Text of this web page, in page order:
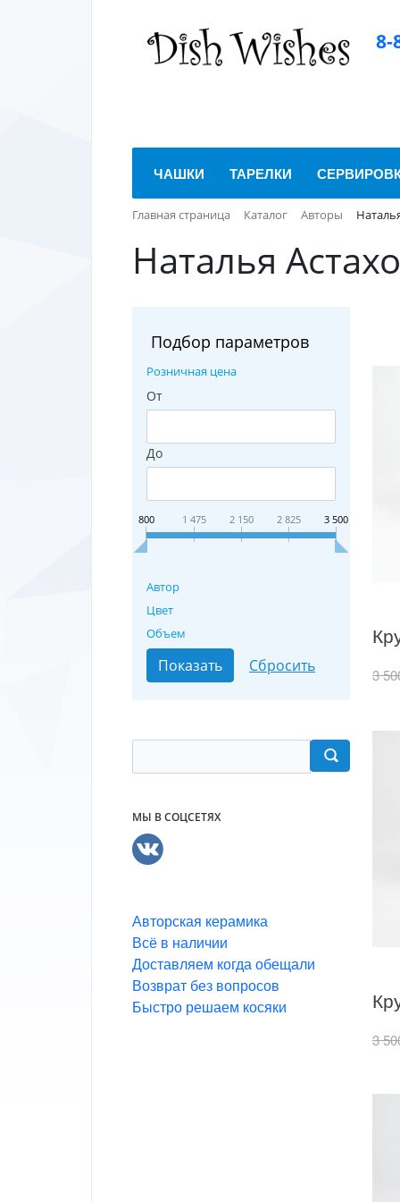
8-
ЧАШКИ ТАРЕЛКИ
Главная страница Каталог Авторы
Наталья
Подбор параметров
Розничная цена
От
До
800 1 475 2 150 2 825 3 500
Автор
Цвет
Объем
МЫ В СОЦСЕТЯХ
Авторская керамика
Всё в наличии
Доставляем когда обещали
Возврат без вопросов
Быстро решаем косяки
3
3